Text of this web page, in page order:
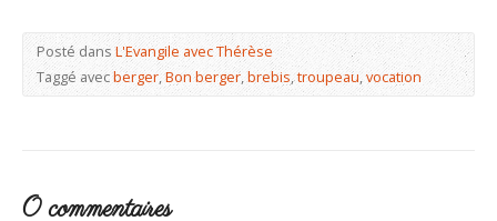
Posté dansL'Evangile avec Thérèse
Taggé avecberger,Bon berger,brebis,troupeau,vocation
0 commentaires